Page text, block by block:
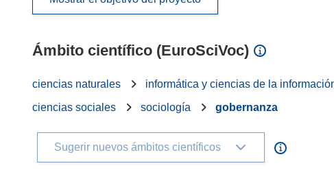
Ámbito científico (EuroSciVoc)
ciencias naturales informática y ciencias de la
ciencias sociales
sociología gobernanza
Sugerir nuevos ámbitos científicos